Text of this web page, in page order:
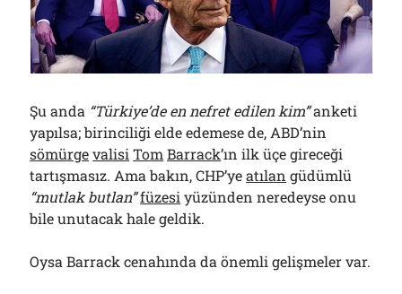
01/08/2026
Arşivler
Şu anda “Türkiye’de en nefret edilen kim”anketi
yapılsa; birinciliği elde edemese de, ABD’nin
sömürgevalisi Tom Barrack’ın ilk üçe gireceği
tartışmasız. Ama bakın, CHP’yeatılan güdümlü
“mutlak butlan”füzesi yüzünden neredeyse onu
bile unutacak hale geldik.
Oysa Barrack cenahında da önemli gelişmeler var.